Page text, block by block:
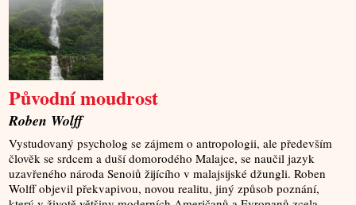
Původní moudrost
Roben Wolff
Vystudovaný psycholog se zájmem o antropologii, ale především
člověk se srdcem a duší domorodého Malajce, se naučil jazyk
uzavřeného národa Senoiů žijícího v malajsijské džungli. Roben
Wolff objevil překvapivou, novou realitu, jiný způsob poznání,